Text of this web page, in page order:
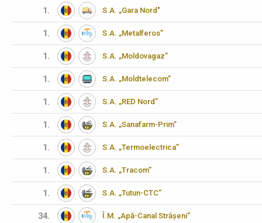
1. S.A. „Gara Nord"
1. S.A. „Metalferos”
1. S.A. „Moldovagaz”
1. S.A. „Moldtelecom”
1. S.A. „RED Nord”
1. S.A. „Sanafarm-Prim”
1. S.A. „Termoelectrica”
1. S.A. „Tracom”
1. S.A. „Tutun-CTC”
34. Î.M. „Apă-Canal Strășeni”